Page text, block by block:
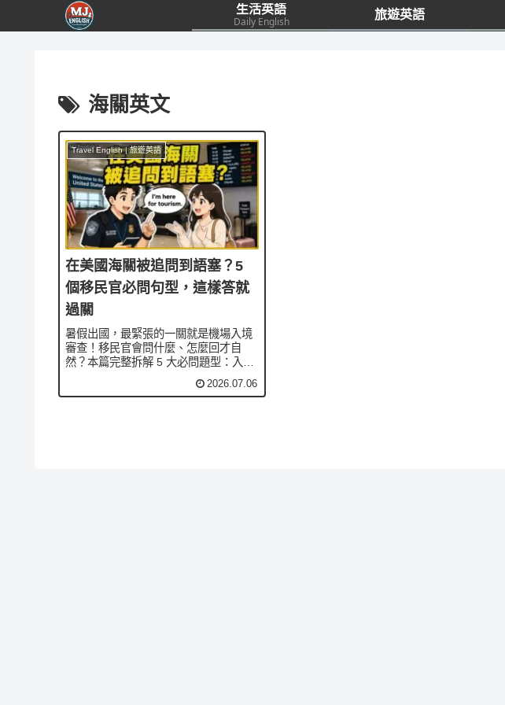
生活英語
Daily English
旅遊英語
海關英文
Travel English | 旅遊英語
在美國海關被追問到語塞？5
個移民官必問句型，這樣答就
過關
暑假出國，最緊張的一關就是機場入境
審查！移民官會問什麼、怎麼回才自
然？本篇完整拆解 5 大必問題型：入境
關申報，附真實情境對話與道地例句，
2026.07.06